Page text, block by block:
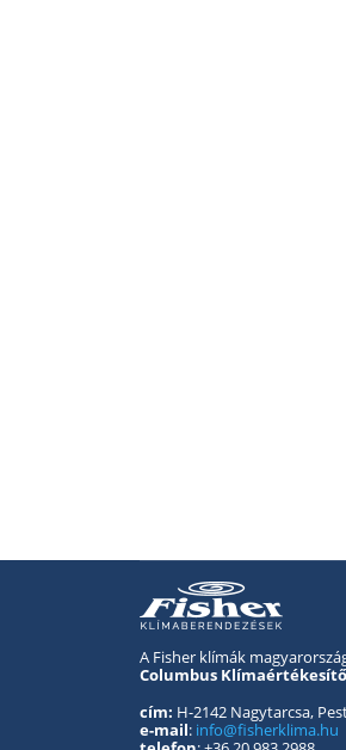
A Fisher klímák
Columbus
cím: H-2142 Nagytarcsa,
e-mail: info@fisherklima.hu